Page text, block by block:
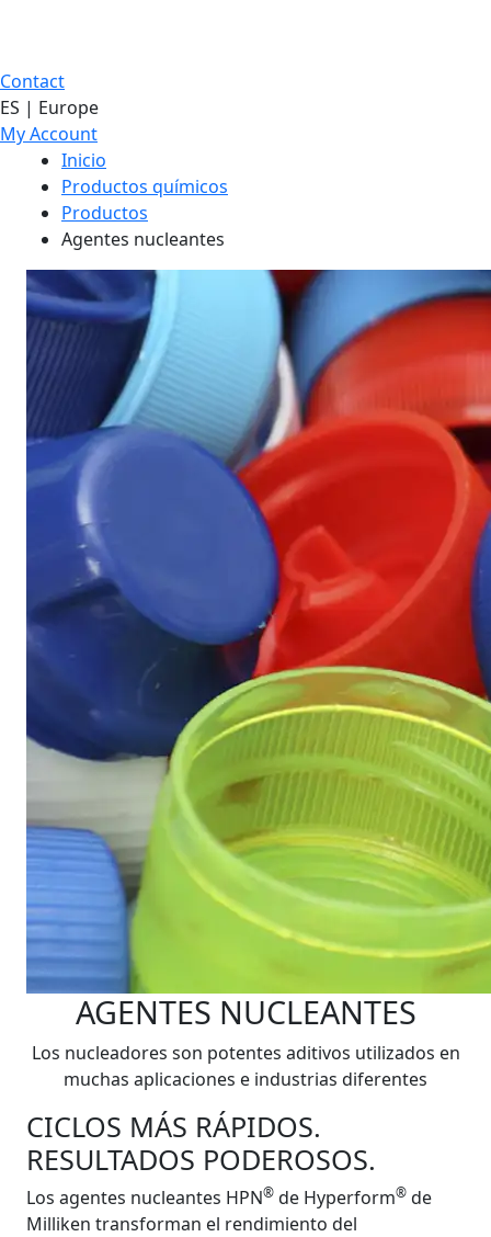
Contact
ES | Europe
My Account
Inicio
Productos químicos
Productos
Agentes nucleantes
AGENTES NUCLEANTES
Los nucleadores son potentes aditivos utilizados en
muchas aplicaciones e industrias diferentes
CICLOS MÁS RÁPIDOS.
RESULTADOS PODEROSOS.
Los agentes nucleantes HPN® de Hyperform® de
Milliken transforman el rendimiento del